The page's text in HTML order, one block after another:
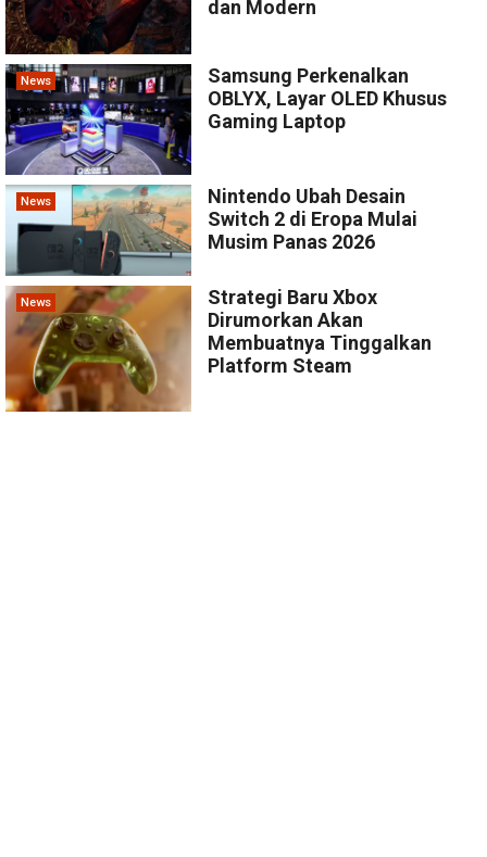
dan Modern
News
Samsung Perkenalkan
OBLYX, Layar OLED Khusus
Gaming Laptop
News
Nintendo Ubah Desain
Switch 2 di Eropa Mulai
Musim Panas 2026
News
Strategi Baru Xbox
Dirumorkan Akan
Membuatnya Tinggalkan
Platform Steam